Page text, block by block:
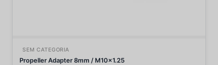
SEM CATEGORIA
Propeller Adapter 8mm / M10x1.25